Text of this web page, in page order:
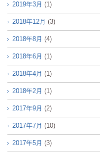
2019年3月 (1)
2018年12月 (3)
2018年8月 (4)
2018年6月 (1)
2018年4月 (1)
2018年2月 (1)
2017年9月 (2)
2017年7月 (10)
2017年5月 (3)